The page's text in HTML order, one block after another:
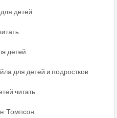
детей
детей
для детей и подростков
читать
Томпсон